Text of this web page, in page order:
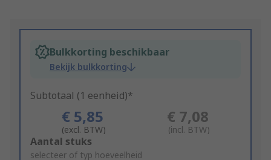
Bulkkorting beschikbaar
Bekijk bulkkorting
Subtotaal (1 eenheid)*
€ 5,85
(excl. BTW)
€ 7,08
(incl. BTW)
Add
to
Aantal stuks
selecteer of typ hoeveelheid